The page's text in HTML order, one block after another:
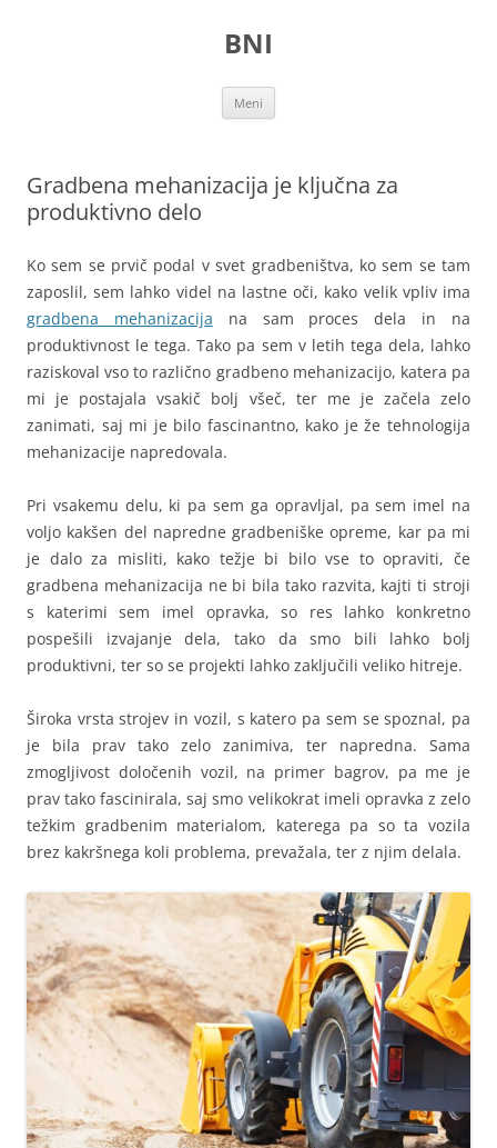
BNI
Meni
Gradbena mehanizacija je ključna za
produktivno delo
Ko sem se prvič podal v svet gradbeništva, ko sem se tam
zaposlil, sem lahko videl na lastne oči, kako velik vpliv ima
gradbena mehanizacija na sam proces dela in na
produktivnost le tega. Tako pa sem v letih tega dela, lahko
raziskoval vso to različno gradbeno mehanizacijo, katera pa
mi je postajala vsakič bolj všeč, ter me je začela zelo
zanimati, saj mi je bilo fascinantno, kako je že tehnologija
mehanizacije napredovala.
Pri vsakemu delu, ki pa sem ga opravljal, pa sem imel na
voljo kakšen del napredne gradbeniške opreme, kar pa mi
je dalo za misliti, kako težje bi bilo vse to opraviti, če
gradbena mehanizacija ne bi bila tako razvita, kajti ti stroji
s katerimi sem imel opravka, so res lahko konkretno
pospešili izvajanje dela, tako da smo bili lahko bolj
produktivni, ter so se projekti lahko zaključili veliko hitreje.
Široka vrsta strojev in vozil, s katero pa sem se spoznal, pa
je bila prav tako zelo zanimiva, ter napredna. Sama
zmogljivost določenih vozil, na primer bagrov, pa me je
prav tako fascinirala, saj smo velikokrat imeli opravka z zelo
težkim gradbenim materialom, katerega pa so ta vozila
brez kakršnega koli problema, prevažala, ter z njim delala.